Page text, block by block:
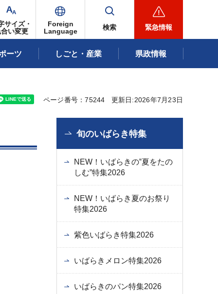
サイズ・
い変更
Foreign
Language
検索 緊急情報
ーツ しごと・産業 県政情報
ページ番号：75244 更新日:2026年7月23日
旬のいばらき特集
NEW！いばらきの‟夏をたの
しむ”特集2026
NEW！いばらき夏のお祭り
特集2026
紫色いばらき特集2026
いばらきメロン特集2026
いばらきのパン特集2026